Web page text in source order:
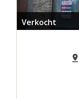
Verkocht